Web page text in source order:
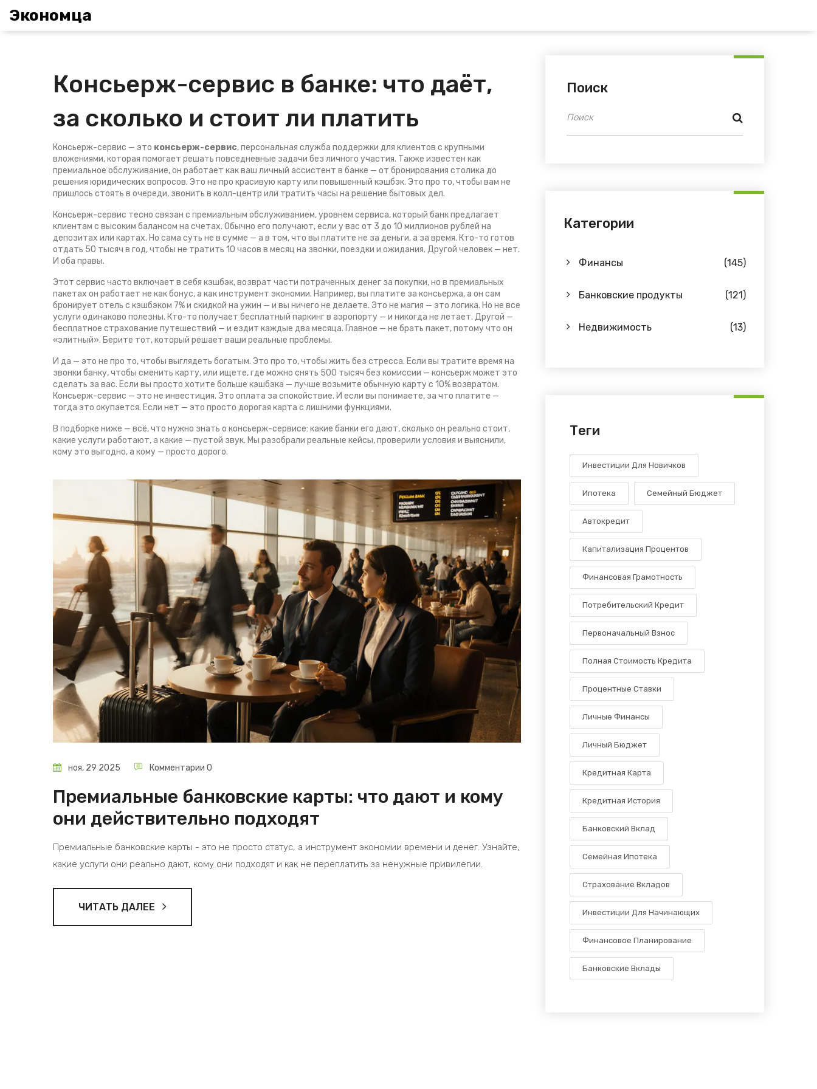
Экономца
Консьерж-сервис в банке: что даёт,
за сколько и стоит ли платить
Консьерж-сервис — это консьерж-сервис,персональная служба поддержки для клиентов с крупными
вложениями, которая помогает решать повседневные задачи без личного участия. Также известен как
премиальное обслуживание, он работает как ваш личный ассистент в банке — от бронирования столика до
решения юридических вопросов. Это не про красивую карту или повышенный кэшбэк. Это про то, чтобы вам не
пришлось стоять в очереди, звонить в колл-центр или тратить часы на решение бытовых дел.
Консьерж-сервис тесно связан с премиальным обслуживанием,уровнем сервиса, который банк предлагает
клиентам с высоким балансом на счетах. Обычно его получают, если у вас от 3 до 10 миллионов рублей на
депозитах или картах. Но сама суть не в сумме — а в том, что вы платите не за деньги, а за время. Кто-то готов
отдать 50 тысяч в год, чтобы не тратить 10 часов в месяц на звонки, поездки и ожидания. Другой человек — нет.
И оба правы.
Этот сервис часто включает в себя кэшбэк,возврат части потраченных денег за покупки, но в премиальных
пакетах он работает не как бонус, а как инструмент экономии. Например, вы платите за консьержа, а он сам
бронирует отель с кэшбэком 7% и скидкой на ужин — и вы ничего не делаете. Это не магия — это логика. Но не все
услуги одинаково полезны. Кто-то получает бесплатный паркинг в аэропорту — и никогда не летает. Другой —
бесплатное страхование путешествий — и ездит каждые два месяца. Главное — не брать пакет, потому что он
«элитный». Берите тот, который решает ваши реальные проблемы.
И да — это не про то, чтобы выглядеть богатым. Это про то, чтобы жить без стресса. Если вы тратите время на
звонки банку, чтобы сменить карту, или ищете, где можно снять 500 тысяч без комиссии — консьерж может это
сделать за вас. Если вы просто хотите больше кэшбэка — лучше возьмите обычную карту с 10% возвратом.
Консьерж-сервис — это не инвестиция. Это оплата за спокойствие. И если вы понимаете, за что платите —
тогда это окупается. Если нет — это просто дорогая карта с лишними функциями.
В подборке ниже — всё, что нужно знать о консьерж-сервисе: какие банки его дают, сколько он реально стоит,
какие услуги работают, а какие — пустой звук. Мы разобрали реальные кейсы, проверили условия и выяснили,
кому это выгодно, а кому — просто дорого.
ноя, 29 2025 Комментарии 0
Премиальные банковские карты: что дают и кому
они действительно подходят
Премиальные банковские карты - это не просто статус, а инструмент экономии времени и денег. Узнайте,
какие услуги они реально дают, кому они подходят и как не переплатить за ненужные привилегии.
ЧИТАТЬ ДАЛЕЕ
Поиск
Категории
Финансы (145)
Банковские продукты (121)
Недвижимость (13)
Теги
Инвестиции Для Новичков
Ипотека Семейный Бюджет
Автокредит
Капитализация Процентов
Финансовая Грамотность
Потребительский Кредит
Первоначальный Взнос
Полная Стоимость Кредита
Процентные Ставки
Личные Финансы
Личный Бюджет
Кредитная Карта
Кредитная История
Банковский Вклад
Семейная Ипотека
Страхование Вкладов
Инвестиции Для Начинающих
Финансовое Планирование
Банковские Вклады